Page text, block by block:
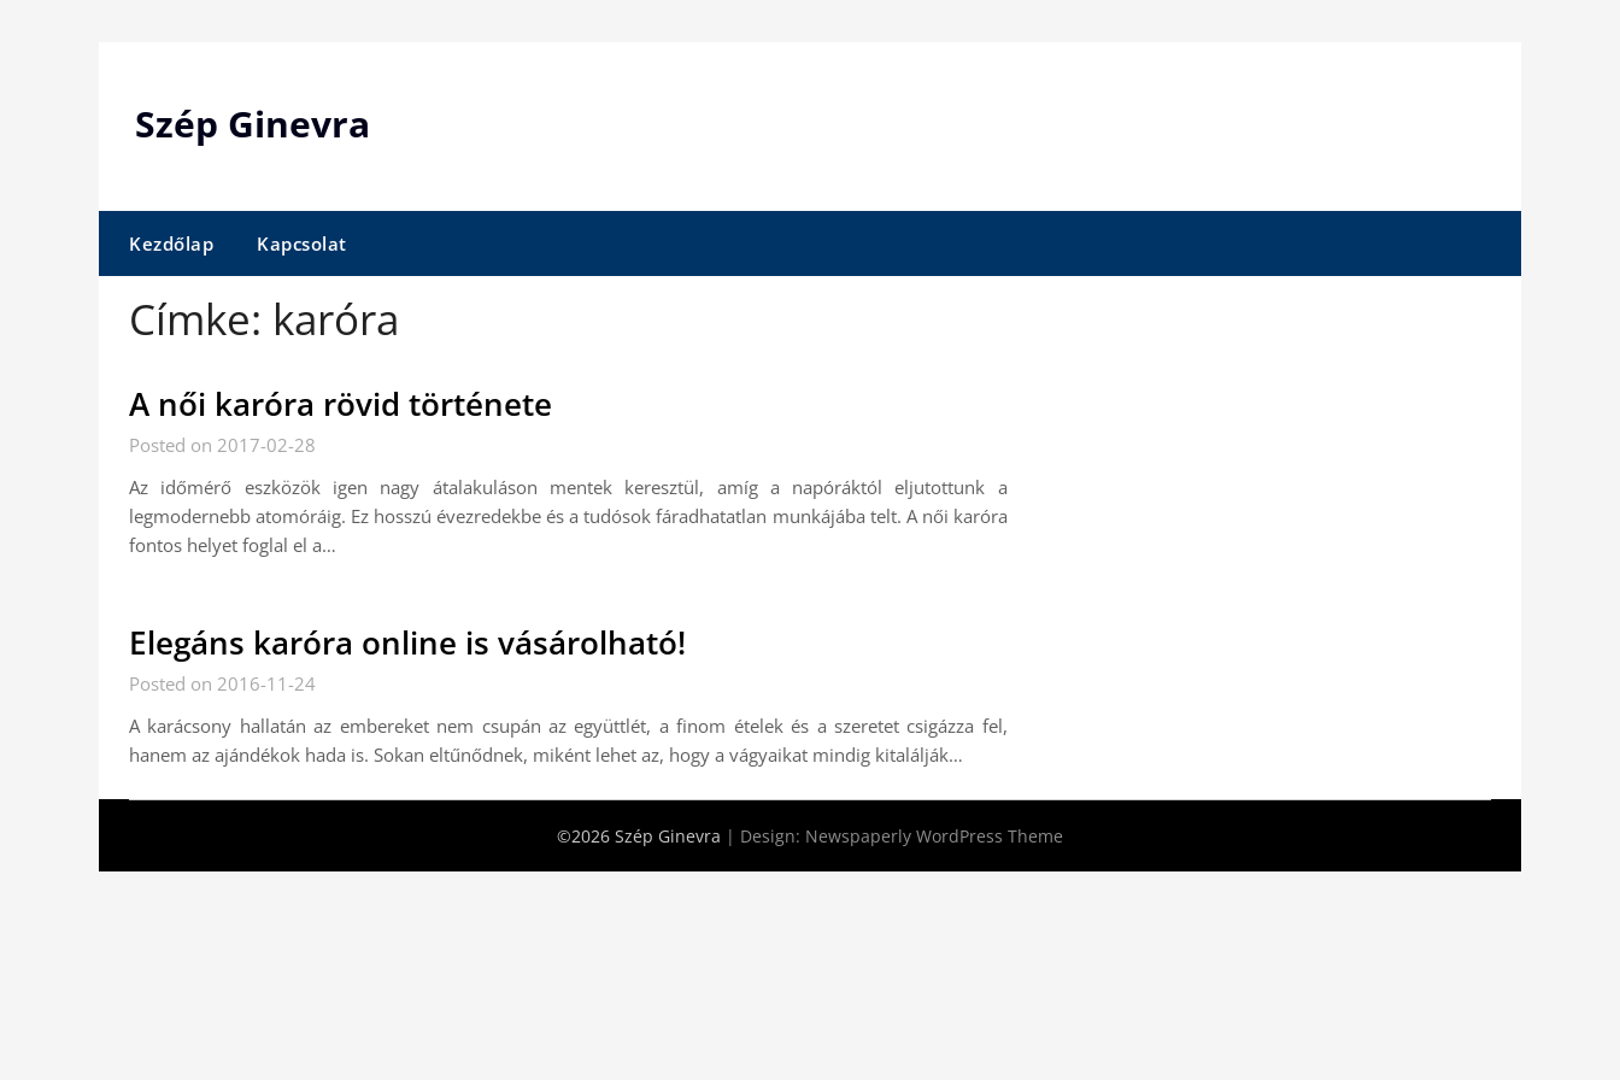
Szép Ginevra
Kezdőlap Kapcsolat
Címke: karóra
A női karóra rövid története
Posted on 2017-02-28
Az időmérő eszközök igen nagy átalakuláson mentek keresztül, amíg a napóráktól eljutottunk a
legmodernebb atomóráig. Ez hosszú évezredekbe és a tudósok fáradhatatlan munkájába telt. A női karóra
fontos helyet foglal el a…
Elegáns karóra online is vásárolható!
Posted on 2016-11-24
A karácsony hallatán az embereket nem csupán az együttlét, a finom ételek és a szeretet csigázza fel,
hanem az ajándékok hada is. Sokan eltűnődnek, miként lehet az, hogy a vágyaikat mindig kitalálják…
©2026 Szép Ginevra | Design: Newspaperly WordPress Theme